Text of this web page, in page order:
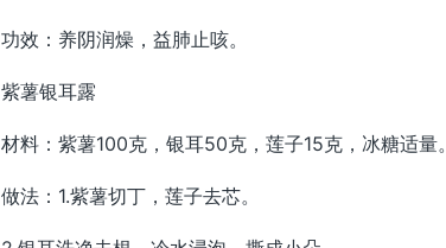
功效：养阴润燥，益肺止咳。
紫薯银耳露
材料：紫薯100克，银耳50克，莲子15克，冰糖适量。
做法：1.紫薯切丁，莲子去芯。